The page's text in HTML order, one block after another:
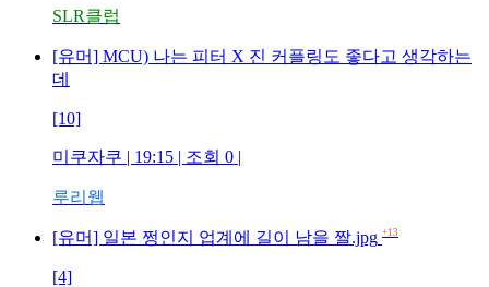
SLR클럽
[유머] MCU) 나는 피터 X 진 커플링도 좋다고 생각하는
데
[10]
미쿠자쿠 | 19:15 | 조회 0 |
루리웹
[유머] 일본 쩡인지 업계에 길이 남을 짤.jpg +13
[4]